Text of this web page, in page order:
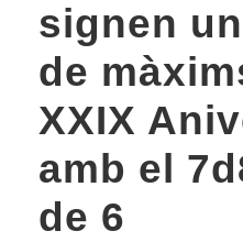
signen
de
XXIX
amb el
de 6